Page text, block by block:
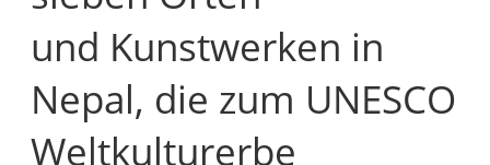
und Kunstwerken in
Nepal, die zum UNESCO
Weltkulturerbe